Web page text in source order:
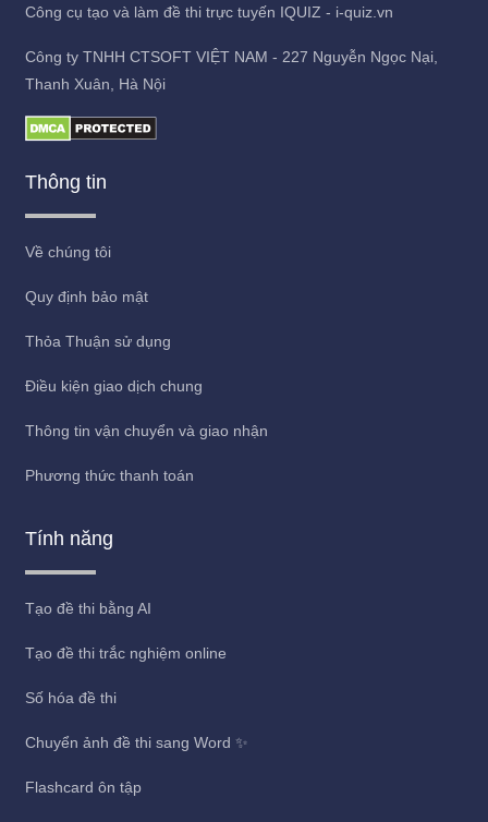
Công cụ tạo và làm đề thi trực tuyến IQUIZ - i-quiz.vn
Công ty TNHH CTSOFT VIỆT NAM - 227 Nguyễn Ngọc Nại,
Thanh Xuân, Hà Nội
Thông tin
Về chúng tôi
Quy định bảo mật
Thỏa Thuận sử dụng
Điều kiện giao dịch chung
Thông tin vận chuyển và giao nhận
Phương thức thanh toán
Tính năng
Tạo đề thi bằng AI
Tạo đề thi trắc nghiệm online
Số hóa đề thi
Chuyển ảnh đề thi sang Word ✨
Flashcard ôn tập